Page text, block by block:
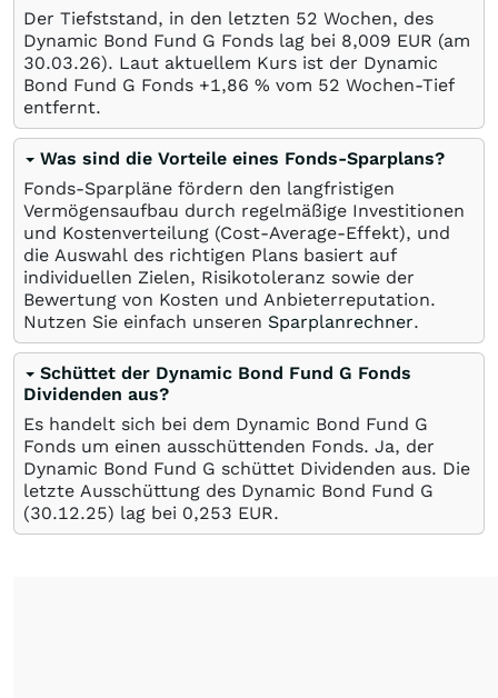
Der Tiefststand, in den letzten 52 Wochen, des
Dynamic Bond Fund G Fonds lag bei 8,009 EUR (am
30.03.26). Laut aktuellem Kurs ist der Dynamic
Bond Fund G Fonds +1,86 % vom 52 Wochen-Tief
entfernt.
Was sind die Vorteile eines Fonds-Sparplans?
Fonds-Sparpläne fördern den langfristigen
Vermögensaufbau durch regelmäßige Investitionen
und Kostenverteilung (Cost-Average-Effekt), und
die Auswahl des richtigen Plans basiert auf
individuellen Zielen, Risikotoleranz sowie der
Bewertung von Kosten und Anbieterreputation.
Nutzen Sie einfach unseren Sparplanrechner.
Schüttet der Dynamic Bond Fund G Fonds
Dividenden aus?
Es handelt sich bei dem Dynamic Bond Fund G
Fonds um einen ausschüttenden Fonds. Ja, der
Dynamic Bond Fund G schüttet Dividenden aus. Die
letzte Ausschüttung des Dynamic Bond Fund G
(30.12.25) lag bei 0,253 EUR.